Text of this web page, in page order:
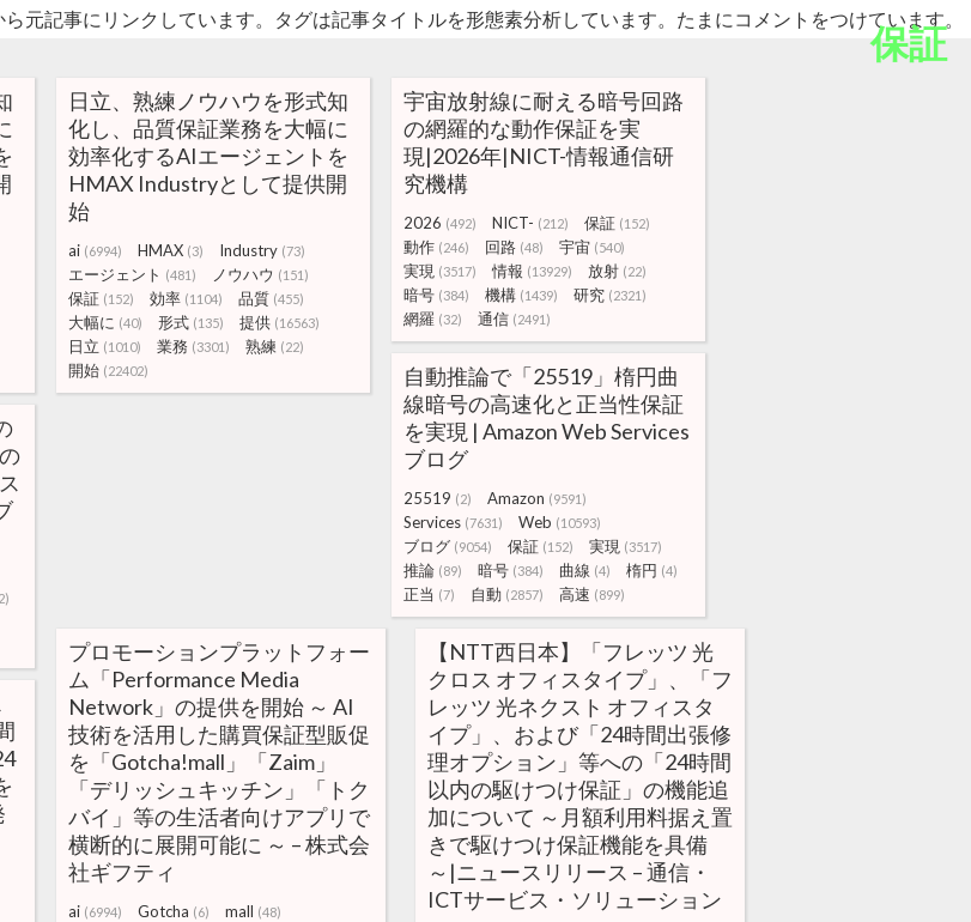
元記事にリンクしています。タグは記事タイトルを形態素分析しています。たまにコメントをつけています。
保証
日立、熟練ノウハウを形式知
化し、品質保証業務を大幅に
効率化するAIエージェントを
HMAX Industryとして提供開
始
ai (6994) HMAX (3) Industry (73)
エージェント (481) ノウハウ (151)
保証 (152) 効率 (1104) 品質 (455)
大幅に (40) 形式 (135) 提供 (16563)
日立 (1010) 業務 (3301) 熟練 (22)
開始 (22402)
宇宙放射線に耐える暗号回路
の網羅的な動作保証を実
現|2026年|NICT-情報通信研
究機構
2026 (492) NICT- (212) 保証 (152)
動作 (246) 回路 (48) 宇宙 (540)
実現 (3517) 情報 (13929) 放射 (22)
暗号 (384) 機構 (1439) 研究 (2321)
網羅 (32) 通信 (2491)
自動推論で「25519」楕円曲
線暗号の高速化と正当性保証
を実現 | Amazon Web Services
ブログ
25519 (2) Amazon (9591)
Services (7631) Web (10593)
ブログ (9054) 保証 (152) 実現 (3517)
推論 (89) 暗号 (384) 曲線 (4) 楕円 (4)
正当 (7) 自動 (2857) 高速 (899)
プロモーションプラットフォー
ム「Performance Media
Network」の提供を開始 ～ AI
技術を活用した購買保証型販促
を「Gotcha!mall」「Zaim」
「デリッシュキッチン」「トク
バイ」等の生活者向けアプリで
横断的に展開可能に ～ – 株式会
社ギフティ
ai (6994) Gotcha (6) mall (48)
【NTT西日本】「フレッツ 光
クロス オフィスタイプ」、「フ
レッツ 光ネクスト オフィスタ
イプ」、および「24時間出張修
理オプション」等への「24時間
以内の駆けつけ保証」の機能追
加について ～月額利用料据え置
きで駆けつけ保証機能を具備
～|ニュースリリース – 通信・
ICTサービス・ソリューション